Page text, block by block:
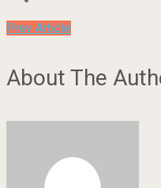
Prev Article
About The